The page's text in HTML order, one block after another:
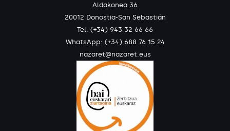
Aldakonea 36
20012 Donostia-San Sebastián
Tel: (+34) 943 32 66 66
WhatsApp: (+34) 688 76 15 24
nazaret@nazaret.eus